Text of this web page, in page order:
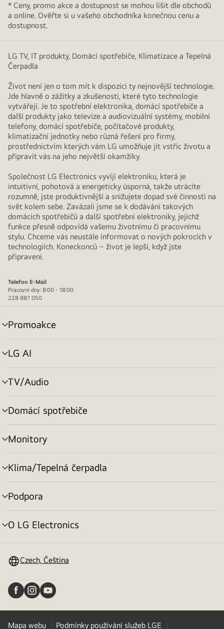
* Ceny, promo akce a dostupnost se mohou lišit dle obchodů
a online. Ověřte si u vašeho obchodníka konečnou cenu a
dostupnost.
LG TV, IT produkty, Domácí spotřebiče, Klimatizace a Tepelná
Čerpadla
Život není jen o tom mít k dispozici ty nejnovější technologie.
Jde hlavně o zážitky a zkušenosti, které tyto technologie
vytvářejí. Je to spotřební elektronika, domácí spotřebiče a
další produkty jako televize a audiovizuální systémy, mobilní
telefony, domácí spotřebiče, počítačové produkty,
klimatizační jednotky nebo různá řešení pro firmy,
prostřednictvím kterých vám LG umožňuje jít vstříc životu a
připravit vás na jeho největší okamžiky.
Společnost LG Electronics vyvíjí elektroniku, která je
intuitivní, pohotová a energeticky úsporná, takže utrácíte
rozumně, jste produktivnější a snižujete dopad své činnosti na
svět kolem sebe. Zavázali jsme se k dodávání takových
domácích spotřebičů a další spotřební elektroniky, jejichž
funkce přesně odpovídá vašemu životnímu či pracovnímu
stylu. Chceme vás neustále informovat o nových pokrocích v
technologiích. Koneckonců – život je lepší, když jste
připraveni.
Telefon E-Mail
Pracovní dny: 8:00 - 18:00
228 887 050
Promoakce
přepínání
menu
LG AI
přepínání
menu
TV/Audio
přepínání
menu
Domácí spotřebiče
přepínání
menu
Monitory
přepínání
menu
Klima/Tepelná čerpadla
přepínání
menu
Podpora
přepínání
menu
O LG Electronics
přepínání
Czech, Čeština
Mapa webu Podmínky používání služeb LGE